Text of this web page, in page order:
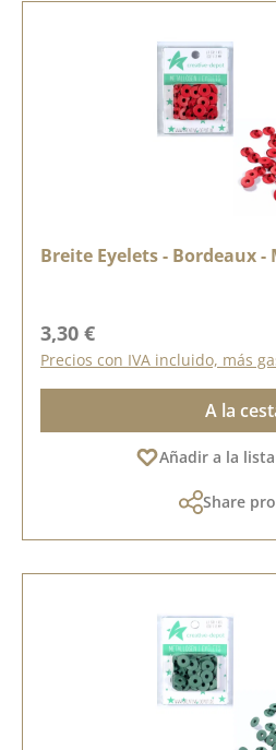
Precio normal:
3,30 €
Precios con IVA incluido, más
A la
Añadir a la
Share